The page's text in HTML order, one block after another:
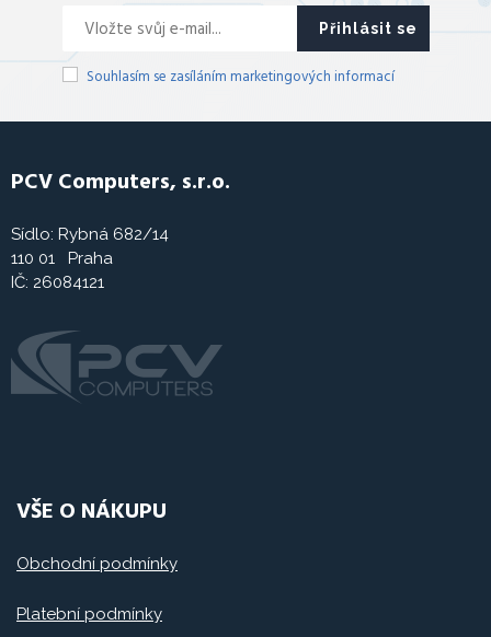
Přihlásit se
Souhlasím se zasíláním marketingových informací
PCV Computers, s.r.o.
Sídlo: Rybná 682/14
110 01 Praha
IČ: 26084121
VŠE O NÁKUPU
Obchodní podmínky
Platební podmínky